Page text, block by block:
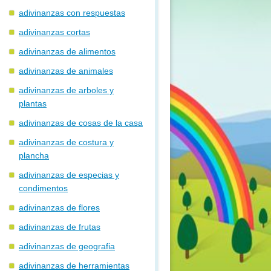
adivinanzas con respuestas
adivinanzas cortas
adivinanzas de alimentos
adivinanzas de animales
adivinanzas de arboles y
plantas
adivinanzas de cosas de la casa
adivinanzas de costura y
plancha
adivinanzas de especias y
condimentos
adivinanzas de flores
adivinanzas de frutas
adivinanzas de geografia
adivinanzas de herramientas